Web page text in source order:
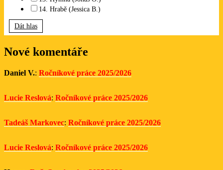
14. Hrabě (Jessica B.)
Dát hlas
Nové komentáře
Daniel V.: Ročníkové práce 2025/2026
Lucie Reslová: Ročníkové práce 2025/2026
Tadeáš Markovec: Ročníkové práce 2025/2026
Lucie Reslová: Ročníkové práce 2025/2026